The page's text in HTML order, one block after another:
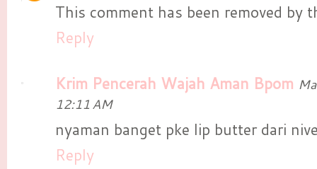
This comment has been removed by
Reply
Krim Pencerah Wajah Aman Bpom
12:11 AM
nyaman banget pke lip butter dari
Reply